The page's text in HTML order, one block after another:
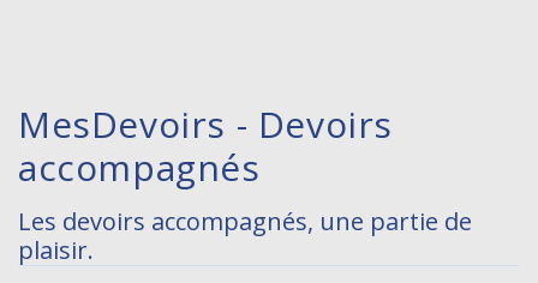
MesDevoirs - Devoirs
accompagnés
Les devoirs accompagnés, une partie de
plaisir.